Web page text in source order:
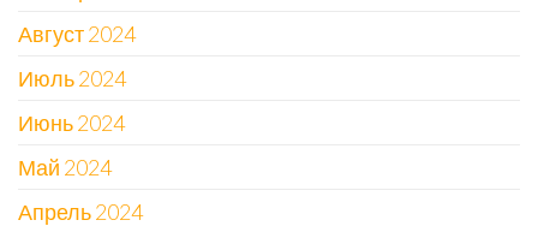
Август 2024
Июль 2024
Июнь 2024
Май 2024
Апрель 2024